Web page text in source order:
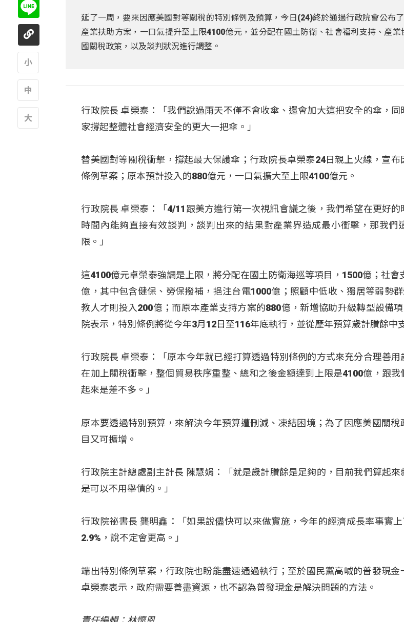
延了一周，要來因應美國對等關稅的特別條例及預算，今日(24)終於通過行政院會公布
產業扶助方案，一口氣提升至上限4100億元，並分配在國土防衛、社會福利支持、產
國關稅政策，以及談判狀況進行調整。
行政院長 卓榮泰：「我們說過雨天不僅不會收傘、還會加大這把安全的傘，
家撐起整體社會經濟安全的更大一把傘。」
替美國對等關稅衝擊，撐起最大保護傘；行政院長卓榮泰24日親上火線，宣布
條例草案；原本預計投入的880億元，一口氣擴大至上限4100億元。
行政院長 卓榮泰：「4/11跟美方進行第一次視訊會議之後，我們希望在更好的
時間內能夠直接有效談判，談判出來的結果對產業界造成最小衝擊，那我們
限。」
這4100億元卓榮泰強調是上限，將分配在國土防衛海巡等項目，1500億；社會
億，其中包含健保、勞保撥補，挹注台電1000億；照顧中低收、獨居等弱勢
教人才則投入200億；而原本產業支持方案的880億，新增協助升級轉型設備
院表示，特別條例將從今年3月12日至116年底執行，並從歷年預算歲計賸餘中
行政院長 卓榮泰：「原本今年就已經打算透過特別條例的方式來充分合理善
在加上關稅衝擊，整個貿易秩序重整、總和之後金額達到上限是4100億，跟我
起來是差不多。」
原本要透過特別預算，來解決今年預算遭刪減、凍結困境；為了因應美國關稅
目又可擴增。
行政院主計總處副主計長 陳慧娟：「就是歲計賸餘是足夠的，目前我們算起來
是可以不用舉債的。」
行政院祕書長 龔明鑫：「如果說儘快可以來做實施，今年的經濟成長率事實
2.9%，說不定會更高。」
端出特別條例草案，行政院也盼能盡速通過執行；至於國民黨高喊的普發現金
卓榮泰表示，政府需要善盡資源，也不認為普發現金是解決問題的方法。